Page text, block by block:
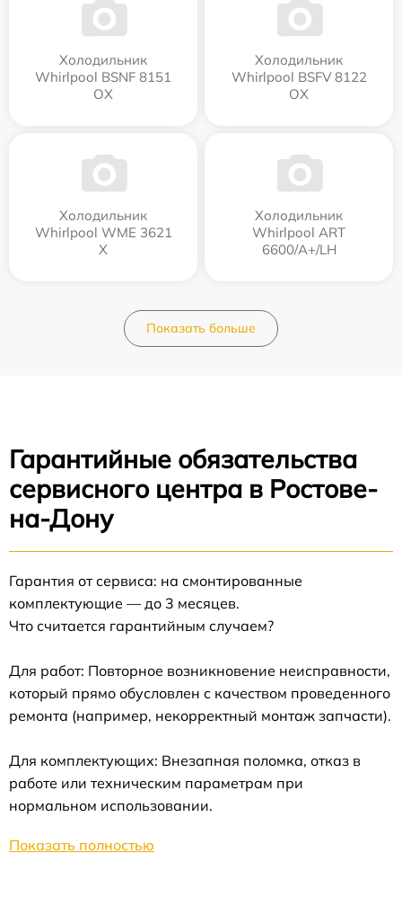
Холодильник
Whirlpool BSNF 8151
OX
Холодильник
Whirlpool BSFV 8122
OX
Холодильник
Whirlpool WME 3621
X
Холодильник
Whirlpool ART
6600/A+/LH
Показать больше
Гарантийные обязательства
сервисного центра в Ростове-
на-Дону
Гарантия от сервиса: на смонтированные
комплектующие — до 3 месяцев.
Что считается гарантийным случаем?
Для работ: Повторное возникновение неисправности,
который прямо обусловлен с качеством проведенного
ремонта (например, некорректный монтаж запчасти).
Для комплектующих: Внезапная поломка, отказ в
работе или техническим параметрам при
нормальном использовании.
Показать полностью